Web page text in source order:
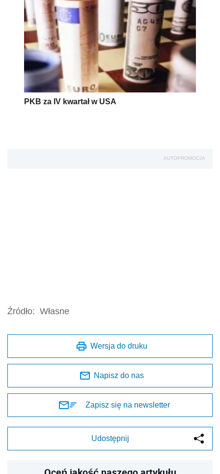
PKB za IV kwartał w USA
AUTOPROMOCJA
Źródło: Własne
Wersja do druku
Napisz do nas
Zapisz się na newsletter
Udostępnij